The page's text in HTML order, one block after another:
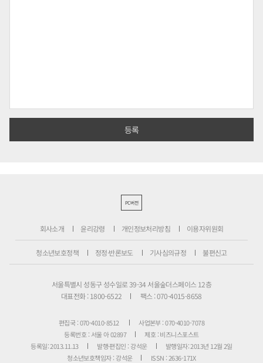
PC버전
회사소개 윤리강령 개인정보처리방침 이용자위원회
청소년보호정책 정정·반론보도 기사심의규정 불편신고
서울특별시 성동구 성수일로 39-34 서울숲더스페이스 12층
대표전화 : 1800-6522
팩스 : 070-4015-8658
편집국 : 070-4010-8512
사업본부 : 070-4010-7078
등록번호 : 서울 아 02897
제호 : 비즈니스포스트
등록일: 2013.11.13
발행·편집인 : 강석운
발행일자: 2013년 12월 2일
청소년보호책임자 : 강석운
ISSN : 2636-171X